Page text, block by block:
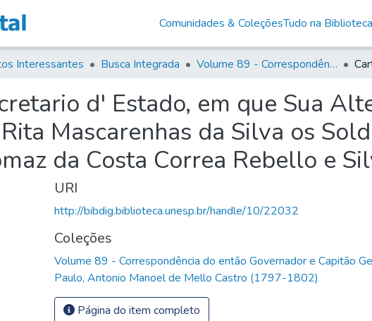
Comunidades & ColeçõesTudo na
Interessantes Busca Integrada Volume 89 - Correspondência do então Governador e Capitão General de São Paulo, Antonio Manoel de Mello Castro (1797-1802)
d' Estado, em que Sua
Mascarenhas da Silva os
da Costa Correa Rebello e
URI
http://bibdig.biblioteca.unesp.br/handle/10/22032
Coleções
Volume 89 - Correspondência do então Governador e Capitão
Paulo, Antonio Manoel de Mello Castro (1797-1802)
Página do item completo